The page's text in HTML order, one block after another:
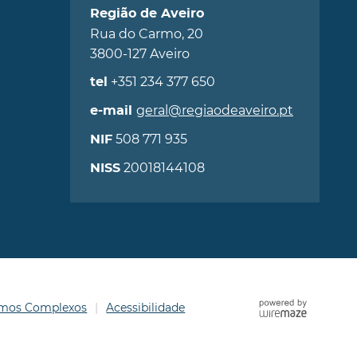
Região de Aveiro
Rua do Carmo, 20
3800-127 Aveiro
tel +351 234 377 650
e-mail geral@regiaodeaveiro.pt
NIF508 771 935
NISS20018144108
Complexos Acessibilidade